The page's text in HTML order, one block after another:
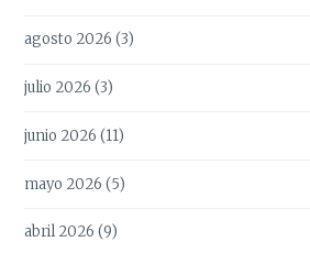
agosto 2026 (3)
julio 2026 (3)
junio 2026 (11)
mayo 2026 (5)
abril 2026 (9)